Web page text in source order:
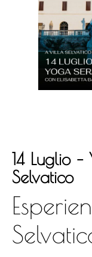
14 Luglio
Selvatico